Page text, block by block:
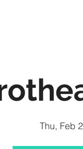
Thu, Feb